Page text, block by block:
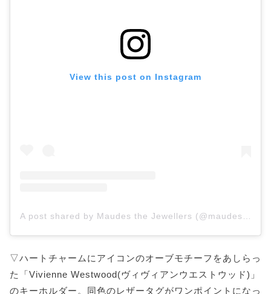
View this post on Instagram
A post shared by Maudes the Jewellers (@maudesjewellers)
▽ハートチャームにアイコンのオーブモチーフをあしらっ
た「Vivienne Westwood(ヴィヴィアンウエストウッド)」
のキーホルダー。同色のレザータグがワンポイントになっ